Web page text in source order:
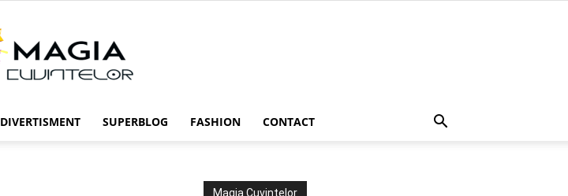
DIVERTISMENT SUPERBLOG FASHION CONTACT
Magia Cuvintelor